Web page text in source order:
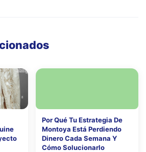
Por Qué Tu Estrategia De
Montoya Está Perdiendo
Dinero Cada Semana Y
Cómo Solucionarlo